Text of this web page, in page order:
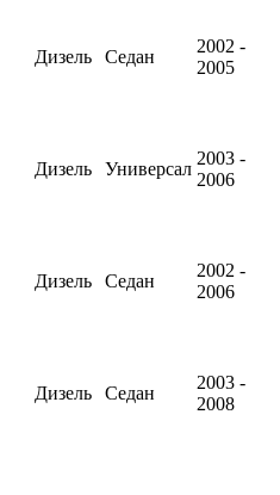
Дизель Седан
2002 -
2005
Дизель Универсал
2003 -
2006
Дизель Седан
2002 -
2006
Дизель Седан
2003 -
2008